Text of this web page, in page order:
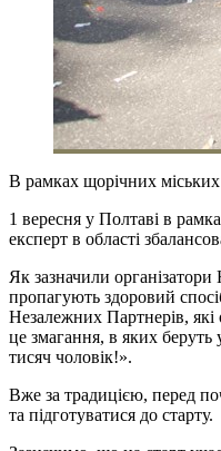
В рамках щорічних
1 вересня у Полтаві в
експерт в області
Як зазначили
пропагують здоровий
Незалежних Партнерів, які
це змагання, в яких
тисяч чоловік!».
Вже за традицією, перед
та підготуватися до старту.